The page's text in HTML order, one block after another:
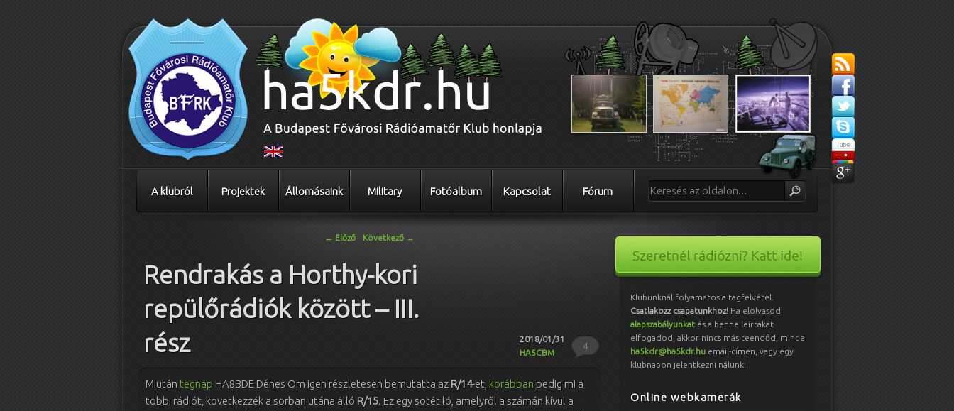
A klubról Projektek Állomásaink Military Fotóalbum Kapcsolat Fórum
← Előző Következő →
Rendrakás a Horthy-kori
repülőrádiók között – III.
rész
2018/01/31
HA5CBM
4
Miután tegnap HA8BDE Dénes Om igen részletesen bemutatta az R/14-et, korábban pedig mi a
többi rádiót, következzék a sorban utána álló R/15. Ez egy sötét ló, amelyről a számán kívül a
Klubunknál folyamatos a tagfelvétel.
Csatlakozz csapatunkhoz! Ha elolvasod
alapszabályunkat és a benne leírtakat
elfogadod, akkor nincs más teendőd, mint a
ha5kdr@ha5kdr.hu email-címen, vagy egy
klubnapon jelentkezni nálunk!
Online webkamerák